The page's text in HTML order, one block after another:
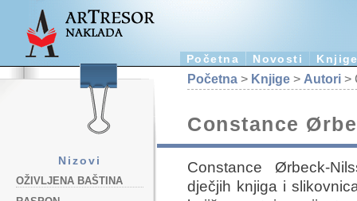
Početna Novosti
Nizovi
OŽIVLJENA BAŠTINA
Početna > Knjige > Autori >
Constance
Constance Ørbeck-
dječjih knjiga i